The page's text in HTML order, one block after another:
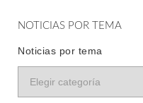
NOTICIAS POR TEMA
Noticias por tema